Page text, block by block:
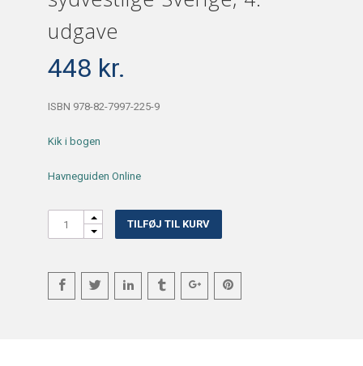
udgave
448 kr.
ISBN 978-82-7997-225-9
Kik i bogen
Havneguiden Online
Quantity TILFØJ TIL KURV